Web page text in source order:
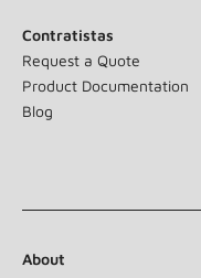
Contratistas
Request a Quote
Product Documentation
Blog
About